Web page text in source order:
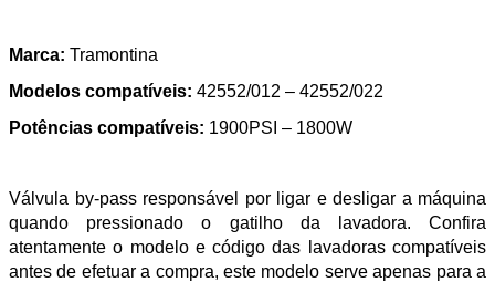
Marca: Tramontina
Modelos compatíveis: 42552/012 – 42552/022
Potências compatíveis: 1900PSI – 1800W
Válvula by-pass responsável por ligar e desligar a máquina
quando pressionado o gatilho da lavadora. Confira
atentamente o modelo e código das lavadoras compatíveis
antes de efetuar a compra, este modelo serve apenas para a